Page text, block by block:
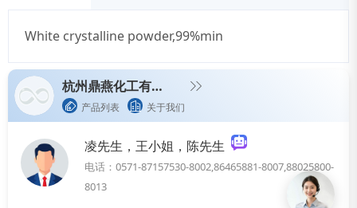
White crystalline powder,99%min
杭州鼎燕化工有限公司
产品列表 关于我们
凌先生，王小姐，陈先生
电话：0571-87157530-8002,86465881-8007,88025800-
8013